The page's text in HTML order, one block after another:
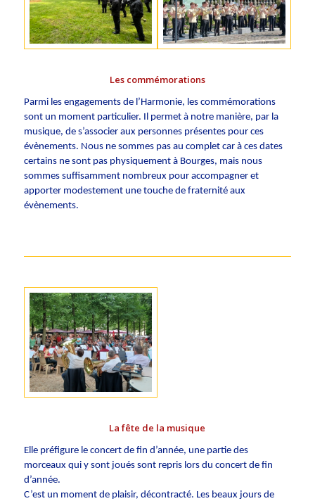
Les commémorations
Parmi les engagements de l’Harmonie, les commémorations
sont un moment particulier. Il permet à notre manière, par la
musique, de s’associer aux personnes présentes pour ces
évènements. Nous ne sommes pas au complet car à ces dates
certains ne sont pas physiquement à Bourges, mais nous
sommes suffisamment nombreux pour accompagner et
apporter modestement une touche de fraternité aux
évènements.
La fête de la musique
Elle préfigure le concert de fin d’année, une partie des
morceaux qui y sont joués sont repris lors du concert de fin
d’année.
C’est un moment de plaisir, décontracté. Les beaux jours de